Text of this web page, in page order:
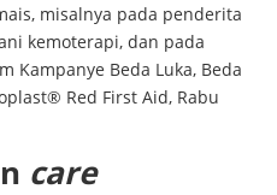
misalnya pada penderita
kemoterapi, dan pada
Kampanye Beda Luka, Beda
Red First Aid, Rabu
care